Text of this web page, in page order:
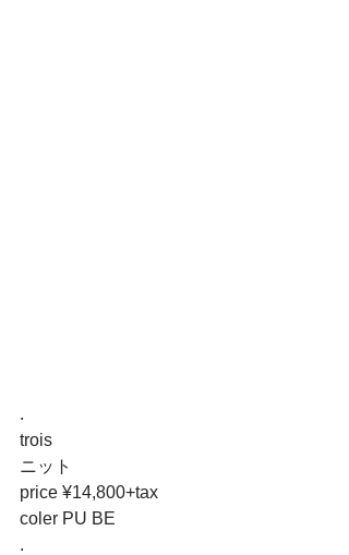
.
trois
ニット
price ¥14,800+tax
coler PU BE
.